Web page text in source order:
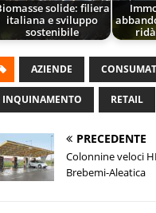
solide: filiera
italiana e sviluppo
sostenibile
AZIENDE
INQUINAMENTO RETAIL
PRECEDENTE
Colonnine veloci
Brebemi-Aleatica